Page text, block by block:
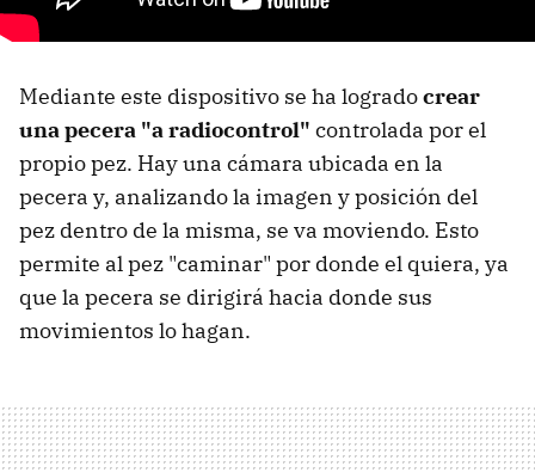
Mediante este dispositivo se ha logradocrear
una pecera "a radiocontrol" controlada por el
propio pez. Hay una cámara ubicada en la
pecera y, analizando la imagen y posición del
pez dentro de la misma, se va moviendo. Esto
permite al pez "caminar" por donde el quiera, ya
que la pecera se dirigirá hacia donde sus
movimientos lo hagan.